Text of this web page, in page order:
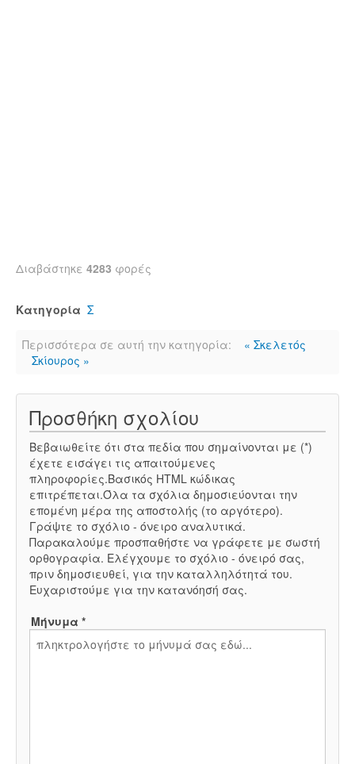
Διαβάστηκε 4283 φορές
Κατηγορία Σ
Περισσότερα σε αυτή την κατηγορία:
« Σκελετός
Σκίουρος »
Προσθήκη σχολίου
Βεβαιωθείτε ότι στα πεδία που σημαίνονται με (*)
έχετε εισάγει τις απαιτούμενες
πληροφορίες.Βασικός HTML κώδικας
επιτρέπεται.Όλα τα σχόλια δημοσιεύονται την
επομένη μέρα της αποστολής (το αργότερο).
Γράψτε το σχόλιο - όνειρο αναλυτικά.
Παρακαλούμε προσπαθήστε να γράφετε με σωστή
ορθογραφία. Ελέγχουμε το σχόλιο - όνειρό σας,
πριν δημοσιευθεί, για την καταλληλότητά του.
Ευχαριστούμε για την κατανόησή σας.
Μήνυμα *